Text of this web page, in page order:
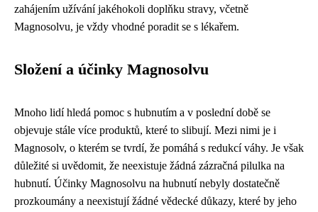
zahájením užívání jakéhokoli doplňku stravy, včetně
Magnosolvu, je vždy vhodné poradit se s lékařem.
Složení a účinky Magnosolvu
Mnoho lidí hledá pomoc s hubnutím a v poslední době se
objevuje stále více produktů, které to slibují. Mezi nimi je i
Magnosolv, o kterém se tvrdí, že pomáhá s redukcí váhy. Je však
důležité si uvědomit, že neexistuje žádná zázračná pilulka na
hubnutí. Účinky Magnosolvu na hubnutí nebyly dostatečně
prozkoumány a neexistují žádné vědecké důkazy, které by jeho